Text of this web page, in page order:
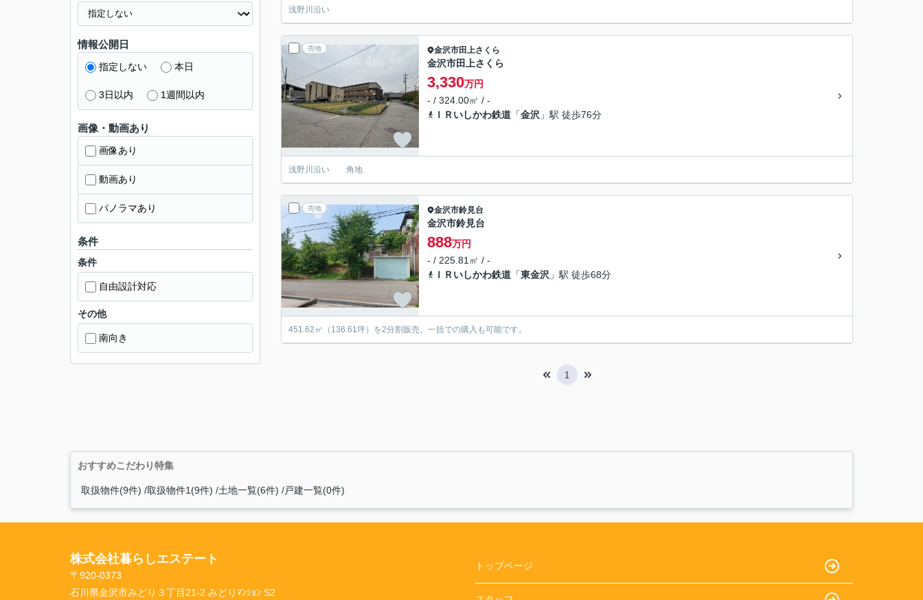
浅野川沿い
売地 金沢市田上さくら
金沢市田上さくら
3,330万円
- / 324.00㎡ / -
ＩＲいしかわ鉄道 「金沢 」駅 徒歩76分
浅野川沿い 角地
売地 金沢市鈴見台
金沢市鈴見台
888万円
- / 225.81㎡ / -
ＩＲいしかわ鉄道 「東金沢 」駅 徒歩68分
451.62㎡（136.61坪）を2分割販売。一括での購入も可能です。
1
情報公開日
指定しない 本日
3日以内 1週間以内
画像・動画あり
画像あり
動画あり
パノラマあり
条件
条件
自由設計対応
その他
南向き
おすすめこだわり特集
取扱物件(9件) 取扱物件1(9件) 土地一覧(6件) 戸建一覧(0件)
株式会社暮らしエステート
〒920-0373
石川県金沢市みどり３丁目21-2 みどりﾏﾝｼｮﾝ S2
トップページ